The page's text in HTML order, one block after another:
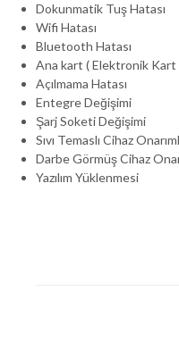
Dokunmatik Tuş Hatası
Wifi Hatası
Bluetooth Hatası
Ana kart ( Elektronik Kart
Açılmama Hatası
Entegre Değişimi
Şarj Soketi Değişimi
Sıvı Temaslı Cihaz
Darbe Görmüş Cihaz
Yazılım Yüklenmesi